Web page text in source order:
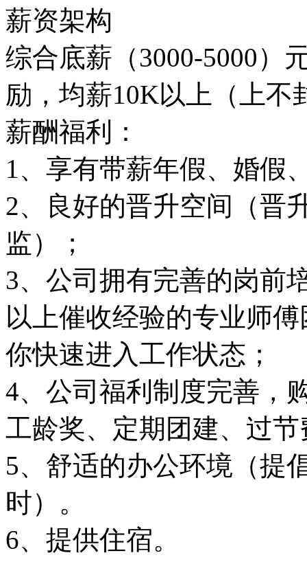
薪资架构
综合底薪（3000-5000）
励，均薪10K以上（上不
薪酬福利：
1、享有带薪年假、婚假
2、良好的晋升空间（
监）；
3、公司拥有完善的岗前
以上催收经验的专业师
你快速进入工作状态；
4、公司福利制度完善，
工龄奖、定期团建、过节
5、舒适的办公环境（提
时）。
6、提供住宿。